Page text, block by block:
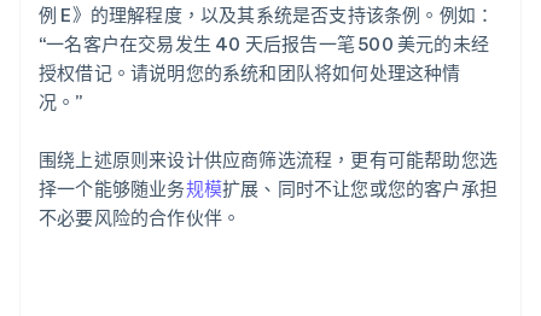
例 E》的理解程度，以及其系统是否支持该条例。例如：
“一名客户在交易发生 40 天后报告一笔 500 美元的未经
授权借记。请说明您的系统和团队将如何处理这种情
况。”
围绕上述原则来设计供应商筛选流程，更有可能帮助您选
择一个能够随业务规模扩展、同时不让您或您的客户承担
不必要风险的合作伙伴。